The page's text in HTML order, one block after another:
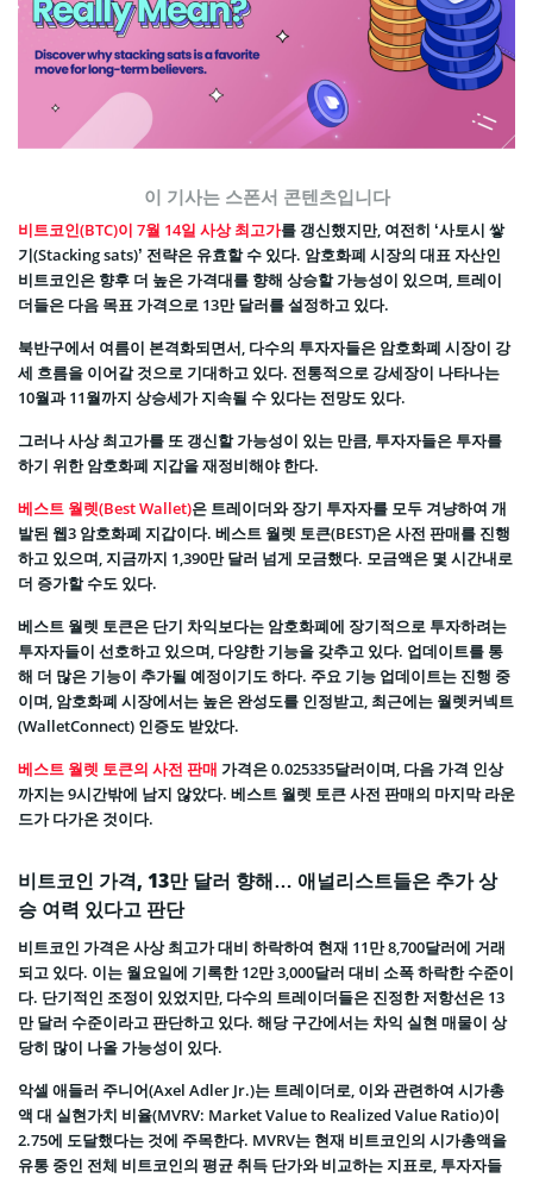
이 기사는 스폰서 콘텐츠입니다
비트코인(BTC)이 7월 14일 사상 최고가를 갱신했지만, 여전히 ‘사토시 쌓
기(Stacking sats)’ 전략은 유효할 수 있다. 암호화폐 시장의 대표 자산인
비트코인은 향후 더 높은 가격대를 향해 상승할 가능성이 있으며, 트레이
더들은 다음 목표 가격으로 13만 달러를 설정하고 있다.
북반구에서 여름이 본격화되면서, 다수의 투자자들은 암호화폐 시장이 강
세 흐름을 이어갈 것으로 기대하고 있다. 전통적으로 강세장이 나타나는
10월과 11월까지 상승세가 지속될 수 있다는 전망도 있다.
그러나 사상 최고가를 또 갱신할 가능성이 있는 만큼, 투자자들은 투자를
하기 위한 암호화폐 지갑을 재정비해야 한다.
베스트 월렛(Best Wallet)은 트레이더와 장기 투자자를 모두 겨냥하여 개
발된 웹3 암호화폐 지갑이다. 베스트 월렛 토큰(BEST)은 사전 판매를 진행
하고 있으며, 지금까지 1,390만 달러 넘게 모금했다. 모금액은 몇 시간내로
더 증가할 수도 있다.
베스트 월렛 토큰은 단기 차익보다는 암호화폐에 장기적으로 투자하려는
투자자들이 선호하고 있으며, 다양한 기능을 갖추고 있다. 업데이트를 통
해 더 많은 기능이 추가될 예정이기도 하다. 주요 기능 업데이트는 진행 중
이며, 암호화폐 시장에서는 높은 완성도를 인정받고, 최근에는 월렛커넥트
(WalletConnect) 인증도 받았다.
베스트 월렛 토큰의 사전 판매 가격은 0.025335달러이며, 다음 가격 인상
까지는 9시간밖에 남지 않았다. 베스트 월렛 토큰 사전 판매의 마지막 라운
드가 다가온 것이다.
비트코인 가격, 13만 달러 향해… 애널리스트들은 추가 상
승 여력 있다고 판단
비트코인 가격은 사상 최고가 대비 하락하여 현재 11만 8,700달러에 거래
되고 있다. 이는 월요일에 기록한 12만 3,000달러 대비 소폭 하락한 수준이
다. 단기적인 조정이 있었지만, 다수의 트레이더들은 진정한 저항선은 13
만 달러 수준이라고 판단하고 있다. 해당 구간에서는 차익 실현 매물이 상
당히 많이 나올 가능성이 있다.
악셀 애들러 주니어(Axel Adler Jr.)는 트레이더로, 이와 관련하여 시가총
액 대 실현가치 비율(MVRV: Market Value to Realized Value Ratio)이
2.75에 도달했다는 것에 주목한다. MVRV는 현재 비트코인의 시가총액을
유통 중인 전체 비트코인의 평균 취득 단가와 비교하는 지표로, 투자자들